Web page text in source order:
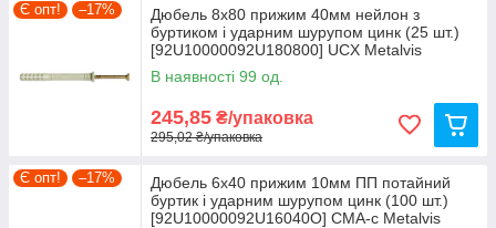
Є опт! –17%
Дюбель 8х80 прижим 40мм нейлон з
буртиком і ударним шурупом цинк (25 шт.)
[92U10000092U180800] UCX Metalvis
В наявності 99 од.
245,85 ₴/упаковка
295,02 ₴/упаковка
Є опт! –17%
Дюбель 6х40 прижим 10мм ПП потайний
буртик і ударним шурупом цинк (100 шт.)
[92U10000092U16040О] CMА-c Metalvis